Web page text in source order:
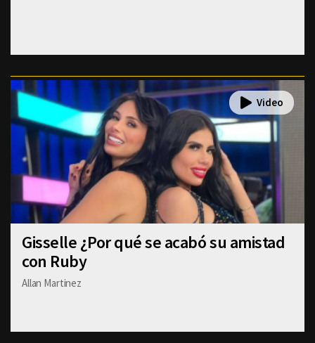
Gisselle ¿Por qué se acabó su amistad
con Ruby
Allan Martinez